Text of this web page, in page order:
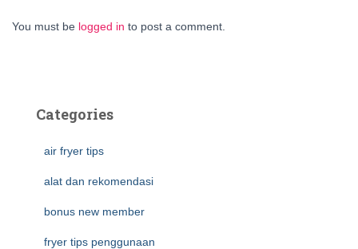
You must be logged in to post a comment.
Categories
air fryer tips
alat dan rekomendasi
bonus new member
fryer tips penggunaan